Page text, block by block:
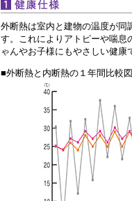
外断熱は室内と建物の温度が同
す。これによりアトピーや喘息
ゃんやお子様にもやさしい健康
■外断熱と内断熱の１年間比較図